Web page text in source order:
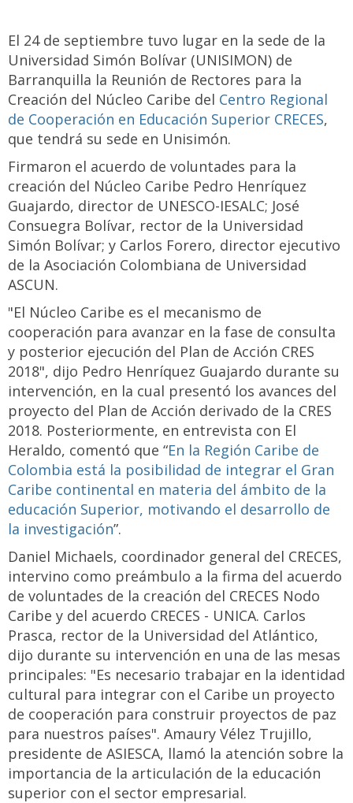
El 24 de septiembre tuvo lugar en la sede de la
Universidad Simón Bolívar (UNISIMON) de
Barranquilla la Reunión de Rectores para la
Creación del Núcleo Caribe del Centro Regional
de Cooperación en Educación Superior CRECES,
que tendrá su sede en Unisimón.
Firmaron el acuerdo de voluntades para la
creación del Núcleo Caribe Pedro Henríquez
Guajardo, director de UNESCO-IESALC; José
Consuegra Bolívar, rector de la Universidad
Simón Bolívar; y Carlos Forero, director ejecutivo
de la Asociación Colombiana de Universidad
ASCUN.
"El Núcleo Caribe es el mecanismo de
cooperación para avanzar en la fase de consulta
y posterior ejecución del Plan de Acción CRES
2018", dijo Pedro Henríquez Guajardo durante su
intervención, en la cual presentó los avances del
proyecto del Plan de Acción derivado de la CRES
2018. Posteriormente, en entrevista con El
Heraldo, comentó que “En la Región Caribe de
Colombia está la posibilidad de integrar el Gran
Caribe continental en materia del ámbito de la
educación Superior, motivando el desarrollo de
la investigación”.
Daniel Michaels, coordinador general del CRECES,
intervino como preámbulo a la firma del acuerdo
de voluntades de la creación del CRECES Nodo
Caribe y del acuerdo CRECES - UNICA. Carlos
Prasca, rector de la Universidad del Atlántico,
dijo durante su intervención en una de las mesas
principales: "Es necesario trabajar en la identidad
cultural para integrar con el Caribe un proyecto
de cooperación para construir proyectos de paz
para nuestros países". Amaury Vélez Trujillo,
presidente de ASIESCA, llamó la atención sobre la
importancia de la articulación de la educación
superior con el sector empresarial.